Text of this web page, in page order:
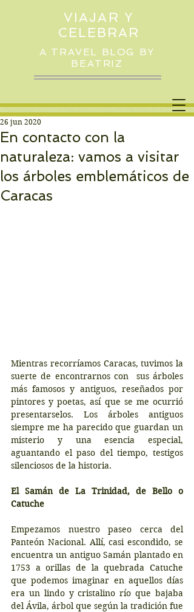
VIAJAR Y
CELEBRAR
A TRAVEL BLOG BY
BEATRIZ
En contacto con la
naturaleza: vamos a visitar
los árboles emblemáticos de
Caracas
26 jun 2020
Mientras recorríamos Caracas, tuvimos la
suerte de encontrarnos con  sus árboles
más famosos y antiguos, reseñados por
pintores y poetas, así que se me ocurrió
presentarselos. Los árboles antiguos
siempre me ha parecido que guardan un
misterio y una esencia especial,
aguantando el paso del tiempo, testigos
silenciosos de la historia.
El Samán de La Trinidad, de Bello o
Catuche
Empezamos nuestro paseo cerca del
Panteón Nacional. Allí, casi escondido, se
encuentra un antiguo Samán plantado en
1753 a orillas de la quebrada Catuche
que podemos imaginar en aquellos días
era un lindo y cristalino río que bajaba
del Ávila, árbol que según la tradición fue